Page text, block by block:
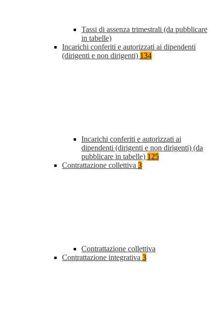
Tassi di assenza trimestrali (da pubblicare
in tabelle)
Incarichi conferiti e autorizzati ai dipendenti
(dirigenti e non dirigenti) 134
Incarichi conferiti e autorizzati ai
dipendenti (dirigenti e non dirigenti) (da
pubblicare in tabelle) 125
Contrattazione collettiva 3
Contrattazione collettiva
Contrattazione integrativa 3